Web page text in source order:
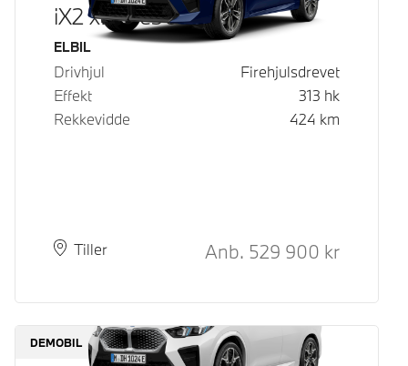
iX2 xDrive30
Drivstoff
ELBIL
Drivhjul
Firehjulsdrevet
Effekt
313 hk
Rekkevidde
424 km
PlassTiller
Leveringstid Kontantpris
Anb. 529 900 kr
DEMOBIL